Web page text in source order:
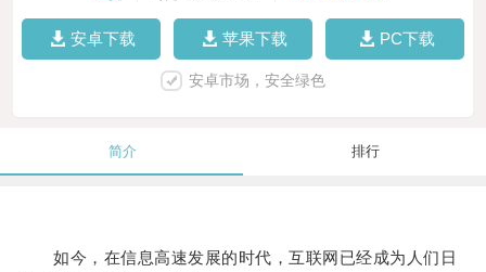
安卓下载 苹果下载 PC下载
安卓市场，安全绿色
简介 排行
如今，在信息高速发展的时代，互联网已经成为人们日